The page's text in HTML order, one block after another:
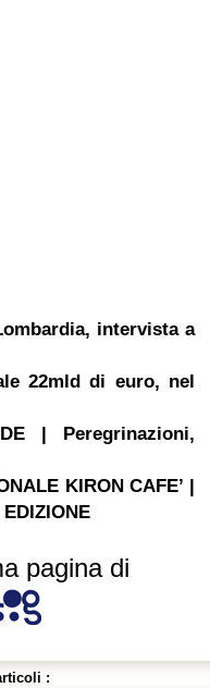
intervista a
22mld di euro, nel
| Peregrinazioni,
KIRON CAFE’ |
pagina di
: